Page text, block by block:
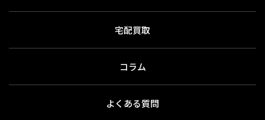
宅配買取
コラム
よくある質問